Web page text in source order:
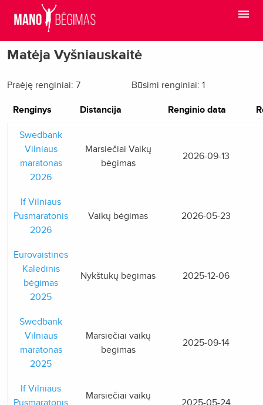
Matėja Vyšniauskaitė
Praėję renginiai: 7 Būsimi renginiai: 1
Renginys Distancija Renginio data
Swedbank
Vilniaus
maratonas
2026
Marsiečiai Vaikų
bėgimas
2026-09-13
If Vilniaus
Pusmaratonis
2026
Vaikų bėgimas 2026-05-23
Eurovaistinės
Kalėdinis
bėgimas
2025
Nykštukų bėgimas 2025-12-06
Swedbank
Vilniaus
maratonas
2025
Marsiečiai vaikų
bėgimas
2025-09-14
If Vilniaus
Pusmaratonis
Marsiečiai vaikų
2025-05-24